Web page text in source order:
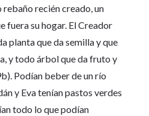
rebaño recién creado, un
fuera su hogar. El Creador
planta que da semilla y que
y todo árbol que da fruto y
Podían beber de un río
y Eva tenían pastos verdes
todo lo que podían